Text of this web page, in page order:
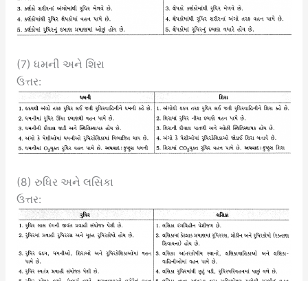
(7) ધમની અને શિરા
ઉત્તર:
(8) રુધિર અને લસિકા
ઉત્તર: